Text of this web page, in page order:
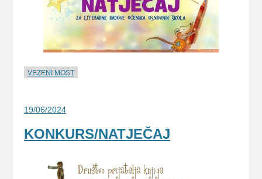
VEZENI MOST
19/06/2024
KONKURS/NATJEČAJ